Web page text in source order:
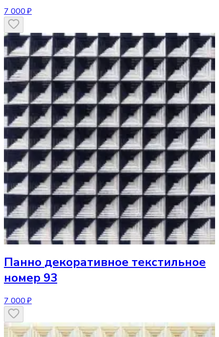
7 000 ₽
Панно декоративное текстильное
номер 93
7 000 ₽